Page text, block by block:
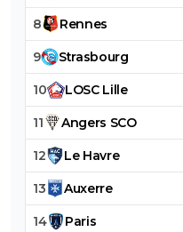
8 Rennes
9 Strasbourg
10 LOSC Lille
11 Angers SCO
12 Le Havre
13 Auxerre
14 Paris